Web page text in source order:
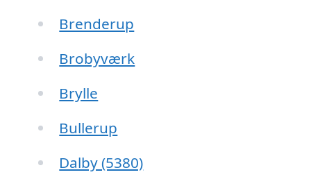
Brenderup
Brobyværk
Brylle
Bullerup
Dalby (5380)